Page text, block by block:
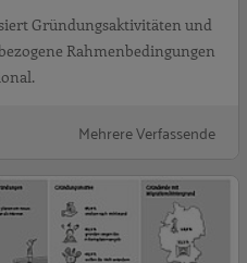
Gründungsaktivitäten und
Rahmenbedingungen
Mehrere Verfassende